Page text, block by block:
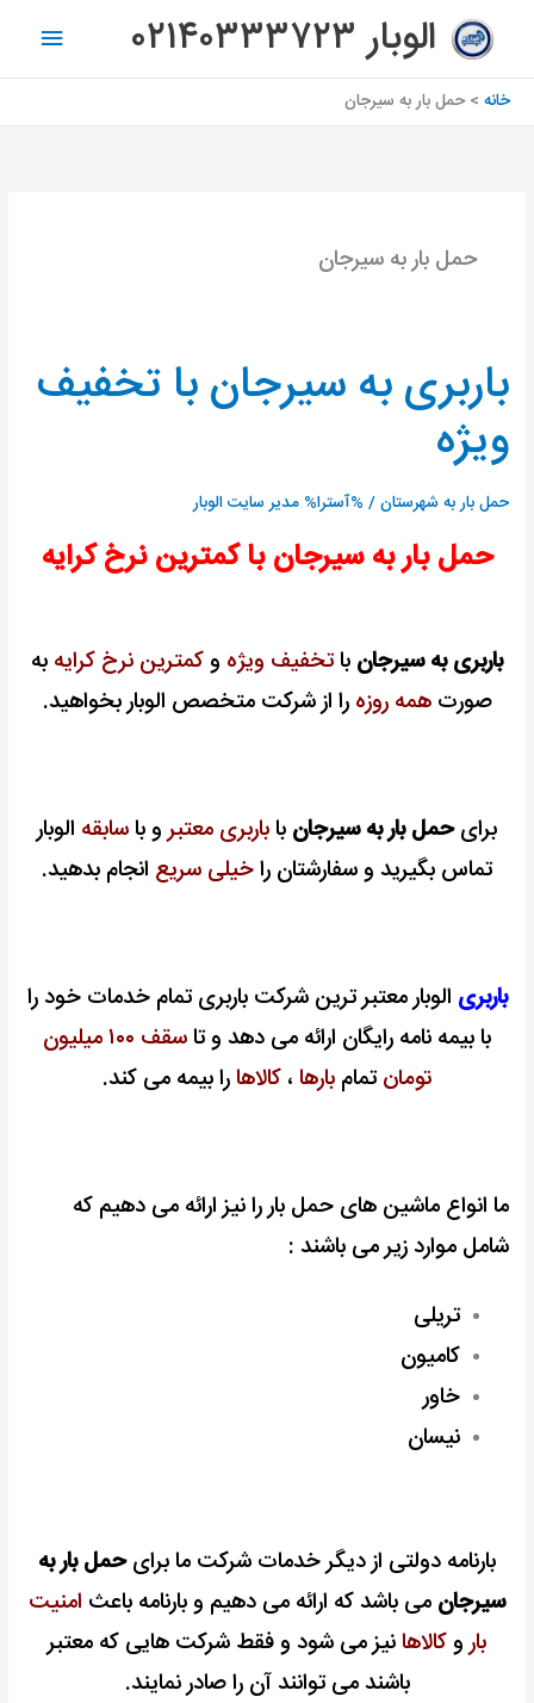
محتوا
الوبار ۰۲۱۴۰۳۳۳۷۲۳
اصلی
خانه حمل بار به سیرجان
حمل بار به سیرجان
باربری به سیرجان با تخفیف
ویژه
حمل بار به شهرستان/ %آسترا% مدیر سایت الوبار
حمل بار به سیرجان با کمترین نرخ کرایه
باربری به سیرجان باتخفیف ویژه وکمترین نرخ کرایه به
صورتهمه روزه را از شرکت متخصص الوبار بخواهید.
برایحمل بار به سیرجان باباربری معتبرو باسابقه الوبار
تماس بگیرید و سفارشتان راخیلی سریع انجام بدهید.
باربری الوبار معتبر ترین شرکت باربری تمام خدمات خود را
با بیمه نامه رایگان ارائه می دهد و تا
سقف ۱۰۰ میلیون
تومانتمامبارها ،کالاهارا بیمه می کند.
ما انواع ماشین های حمل بار را نیز ارائه می دهیم که
شامل موارد زیر می باشند :
تریلی
کامیون
خاور
نیسان
بارنامه دولتی از دیگر خدمات شرکت ما برایحمل بار به
سیرجان می باشد که ارائه می دهیم و بارنامه باعث امنیت
باروکالاهانیز می شود و فقط شرکت هایی که معتبر
باشند می توانند آن را صادر نمایند.
باربری
به
سیرجان
با
تخفیف
ویژه